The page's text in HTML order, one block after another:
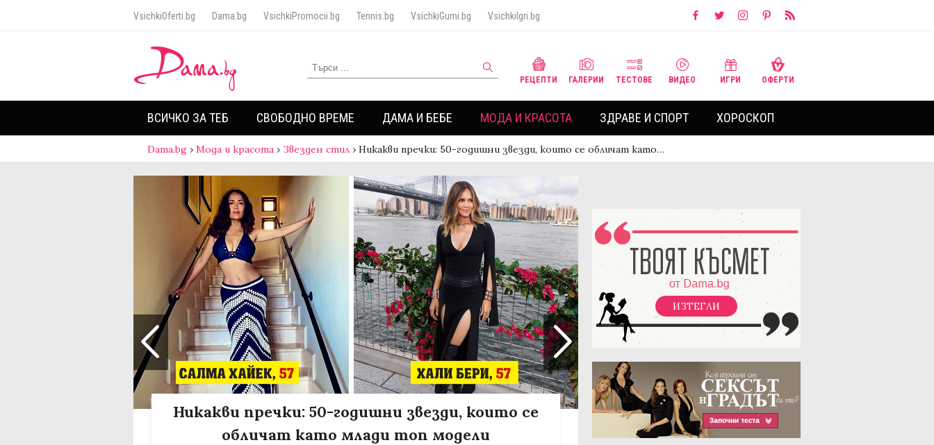
VsichkiOferti.bg Dama.bg VsichkiPromocii.bg Tennis.bg VsichkiGumi.bg VsichkiIgri.bg
РЕЦЕПТИ ГАЛЕРИИ ТЕСТОВЕ ВИДЕО ИГРИ ОФЕРТИ
ВСИЧКО ЗА ТЕБ СВОБОДНО ВРЕМЕ ДАМА И БЕБЕ МОДА И КРАСОТА ЗДРАВЕ И СПОРТ ХОРОСКОП
Dama.bg › Мода и красота › Звезден стил › Никакви пречки: 50-годишни звезди, които се обличат като…
Никакви пречки: 50-годишни звезди, които се
обличат като млади топ модели
ИЗТЕГЛИ